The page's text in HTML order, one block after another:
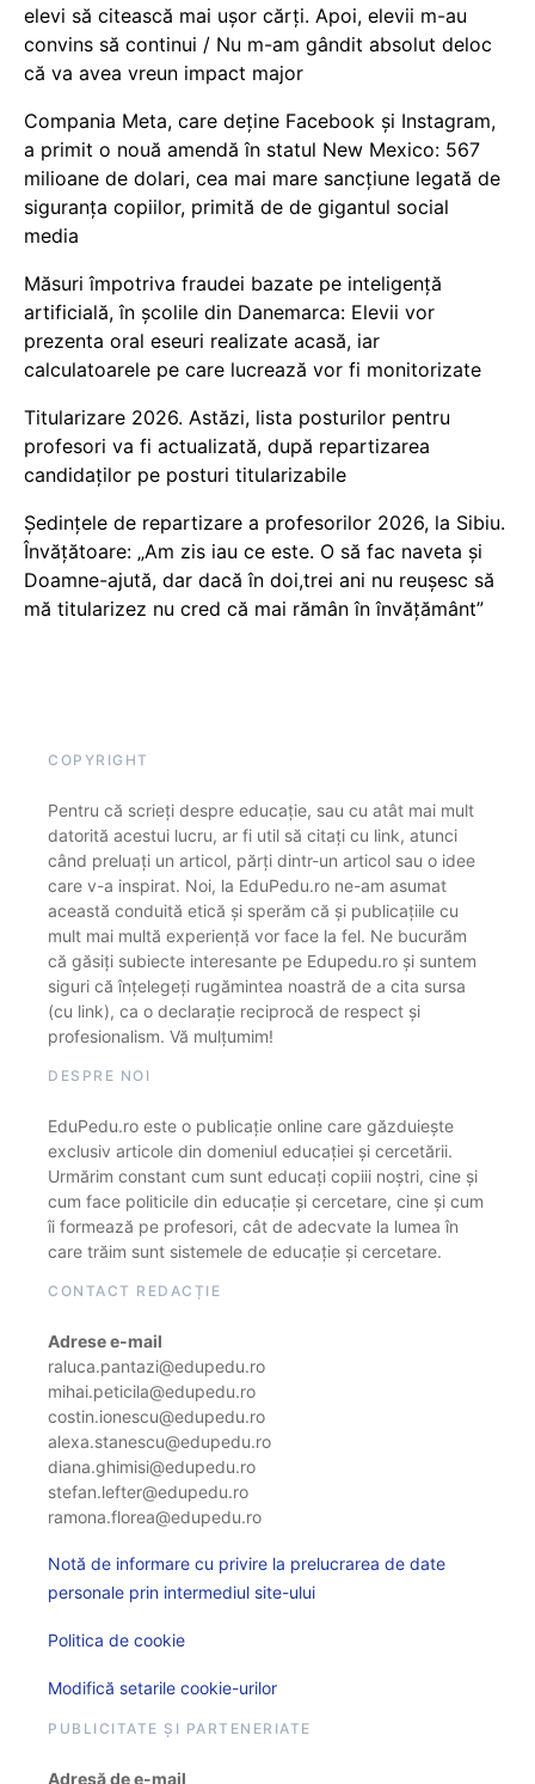
elevi să citească mai ușor cărți. Apoi, elevii m-au
convins să continui / Nu m-am gândit absolut deloc
că va avea vreun impact major
Compania Meta, care deține Facebook și Instagram,
a primit o nouă amendă în statul New Mexico: 567
milioane de dolari, cea mai mare sancțiune legată de
siguranța copiilor, primită de de gigantul social
media
Măsuri împotriva fraudei bazate pe inteligență
artificială, în școlile din Danemarca: Elevii vor
prezenta oral eseuri realizate acasă, iar
calculatoarele pe care lucrează vor fi monitorizate
Titularizare 2026. Astăzi, lista posturilor pentru
profesori va fi actualizată, după repartizarea
candidaților pe posturi titularizabile
Ședințele de repartizare a profesorilor 2026, la Sibiu.
Învățătoare: „Am zis iau ce este. O să fac naveta și
Doamne-ajută, dar dacă în doi,trei ani nu reușesc să
mă titularizez nu cred că mai rămân în învățământ”
COPYRIGHT
Pentru că scrieți despre educație, sau cu atât mai mult
datorită acestui lucru, ar fi util să citați cu link, atunci
când preluați un articol, părți dintr-un articol sau o idee
care v-a inspirat. Noi, la EduPedu.ro ne-am asumat
această conduită etică și sperăm că și publicațiile cu
mult mai multă experiență vor face la fel. Ne bucurăm
că găsiți subiecte interesante pe Edupedu.ro și suntem
siguri că înțelegeți rugămintea noastră de a cita sursa
(cu link), ca o declarație reciprocă de respect și
profesionalism. Vă mulțumim!
DESPRE NOI
EduPedu.ro este o publicație online care găzduiește
exclusiv articole din domeniul educației și cercetării.
Urmărim constant cum sunt educați copiii noștri, cine și
cum face politicile din educație și cercetare, cine și cum
îi formează pe profesori, cât de adecvate la lumea în
care trăim sunt sistemele de educație și cercetare.
CONTACT REDACȚIE
Adrese e-mail
raluca.pantazi@edupedu.ro
mihai.peticila@edupedu.ro
costin.ionescu@edupedu.ro
alexa.stanescu@edupedu.ro
diana.ghimisi@edupedu.ro
stefan.lefter@edupedu.ro
ramona.florea@edupedu.ro
Notă de informare cu privire la prelucrarea de date
personale prin intermediul site-ului
Politica de cookie
Modifică setarile cookie-urilor
PUBLICITATE ȘI PARTENERIATE
Adresă de e-mail